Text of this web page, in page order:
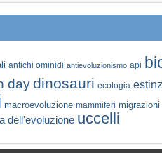
antichi ominidi antievoluzionismo api
daydinosauri ecologia
macroevoluzione mammiferi migrazioni
dell'evoluzione uccelli